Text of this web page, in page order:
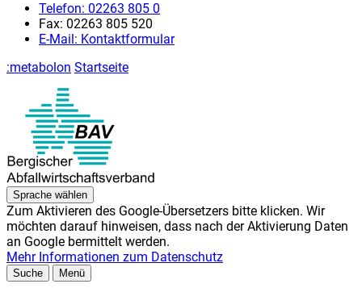
Telefon: 02263 805 0
Fax: 02263 805 520
E-Mail: Kontaktformular
:metabolon Startseite
Sprache wählen
Zum Aktivieren des Google-Übersetzers bitte klicken. Wir
möchten darauf hinweisen, dass nach der Aktivierung Daten
an Google bermittelt werden.
Mehr Informationen zum Datenschutz
Suche Menü